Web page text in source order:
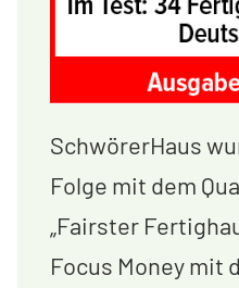
SchwörerHaus
Folge mit dem
„Fairster
Focus Money mit